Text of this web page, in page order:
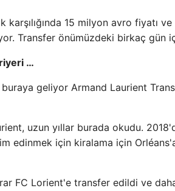
karşılığında 15 milyon avro fiyatı
Transfer önümüzdeki birkaç gün
…
uzun yıllar burada okudu.
edinmek için kiralama için
FC Lorient'e transfer edildi ve